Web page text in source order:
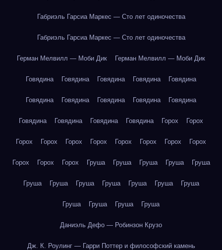
Габриэль Гарсиа Маркес — Сто лет одиночества
Габриэль Гарсиа Маркес — Сто лет одиночества
Герман Мелвилл — Моби Дик Герман Мелвилл — Моби Дик
Говядина Говядина Говядина Говядина Говядина
Говядина Говядина Говядина Говядина Говядина
Говядина Говядина Говядина Говядина Горох Горох
Горох Горох Горох Горох Горох Горох Горох Горох
Горох Горох Горох Груша Груша Груша Груша Груша
Груша Груша Груша Груша Груша Груша Груша
Груша Груша Груша Груша
Даниэль Дефо — Робинзон Крузо
Дж. К. Роулинг — Гарри Поттер и философский камень